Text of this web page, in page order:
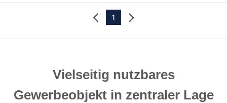
1
Vielseitig nutzbares
Gewerbeobjekt in zentraler Lage